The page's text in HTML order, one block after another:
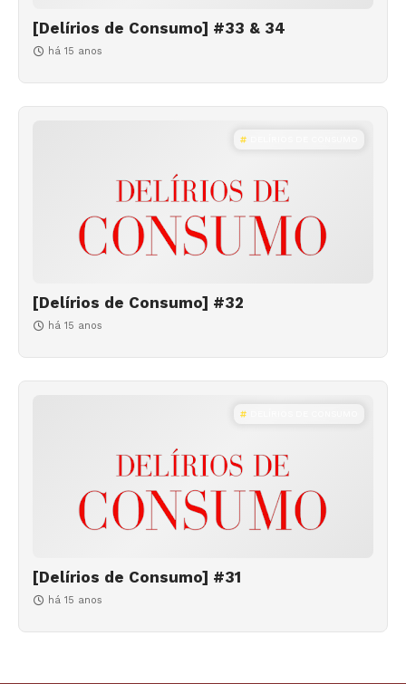
[Delírios de Consumo] #33 & 34
há 15 anos
[Delírios de Consumo] #32
há 15 anos
[Delírios de Consumo] #31
há 15 anos